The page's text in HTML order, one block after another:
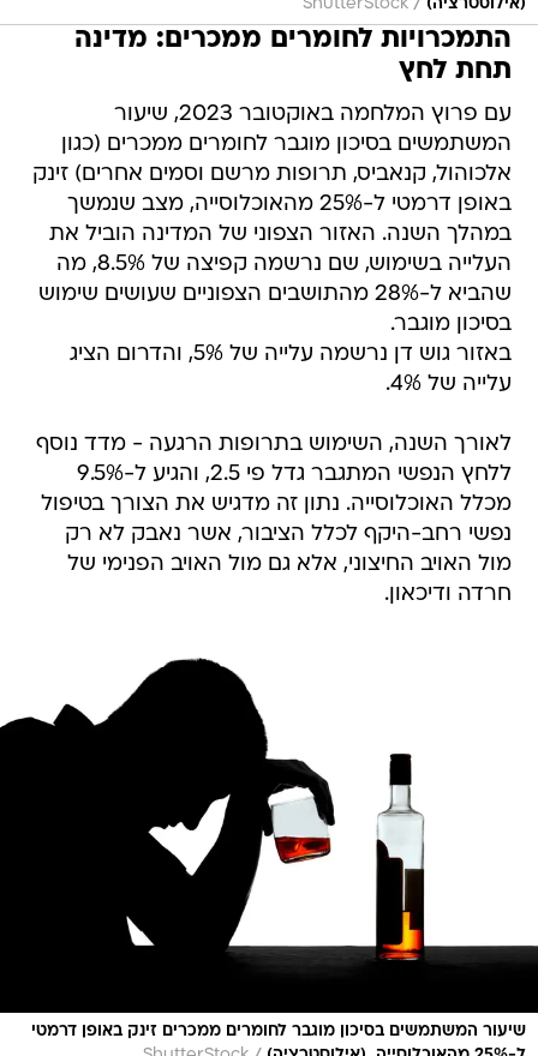
(אילוסטרציה) /
ShutterStock
התמכרויות לחומרים ממכרים: מדינה
תחת לחץ
עם פרוץ המלחמה באוקטובר 2023, שיעור
המשתמשים בסיכון מוגבר לחומרים ממכרים (כגון
אלכוהול, קנאביס, תרופות מרשם וסמים אחרים) זינק
באופן דרמטי ל-25% מהאוכלוסייה, מצב שנמשך
במהלך השנה. האזור הצפוני של המדינה הוביל את
העלייה בשימוש, שם נרשמה קפיצה של 8.5%, מה
שהביא ל-28% מהתושבים הצפוניים שעושים שימוש
בסיכון מוגבר.
באזור גוש דן נרשמה עלייה של 5%, והדרום הציג
עלייה של 4%.
לאורך השנה, השימוש בתרופות הרגעה - מדד נוסף
ללחץ הנפשי המתגבר גדל פי 2.5, והגיע ל-9.5%
מכלל האוכלוסייה. נתון זה מדגיש את הצורך בטיפול
נפשי רחב-היקף לכלל הציבור, אשר נאבק לא רק
מול האויב החיצוני, אלא גם מול האויב הפנימי של
חרדה ודיכאון.
שיעור המשתמשים בסיכון מוגבר לחומרים ממכרים זינק באופן דרמטי